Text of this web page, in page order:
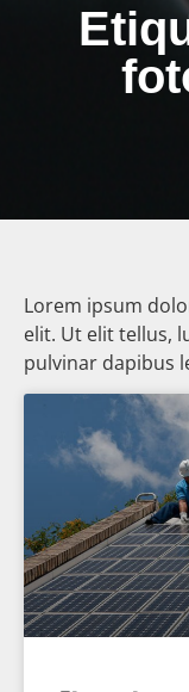
Lorem ipsum
elit. Ut elit tellus,
pulvinar dapibus